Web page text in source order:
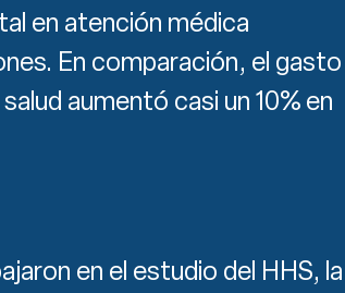
en atención médica
En comparación, el gasto
aumentó casi un 10% en
en el estudio del HHS, la